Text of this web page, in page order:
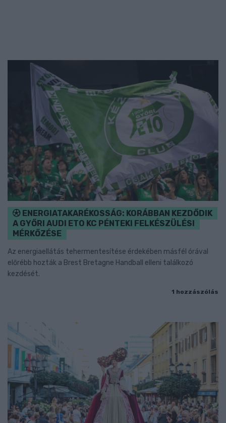
ENERGIATAKARÉKOSSÁG: KORÁBBAN KEZDŐDIK
A GYŐRI AUDI ETO KC PÉNTEKI FELKÉSZÜLÉSI
MÉRKŐZÉSE
Az energiaellátás tehermentesítése érdekében másfél órával
előrébb hozták a Brest Bretagne Handball elleni találkozó
kezdését.
1 hozzászólás